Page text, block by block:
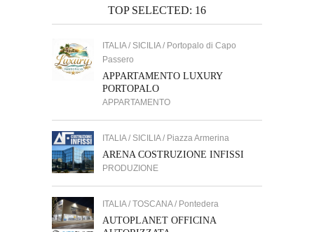
TOP SELECTED: 16
ITALIA / SICILIA / Portopalo di Capo
Passero
APPARTAMENTO LUXURY
PORTOPALO
APPARTAMENTO
ITALIA / SICILIA / Piazza Armerina
ARENA COSTRUZIONE INFISSI
PRODUZIONE
ITALIA / TOSCANA / Pontedera
AUTOPLANET OFFICINA